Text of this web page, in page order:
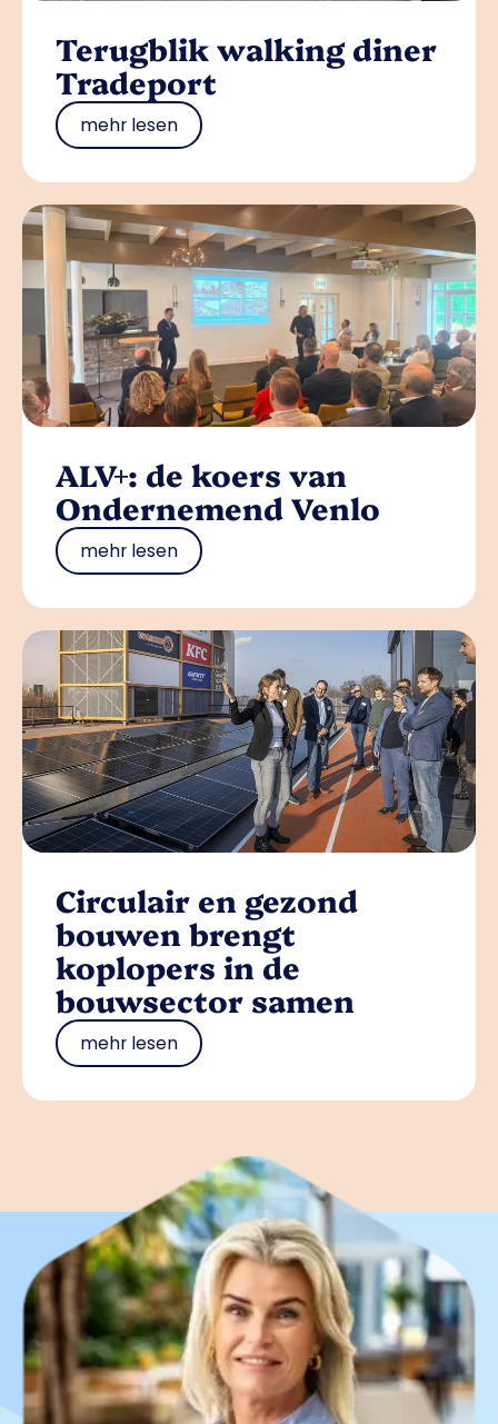
Terugblik walking diner
Tradeport
mehr lesen
ALV+: de koers van
Ondernemend Venlo
mehr lesen
Circulair en gezond
bouwen brengt
koplopers in de
bouwsector samen
mehr lesen